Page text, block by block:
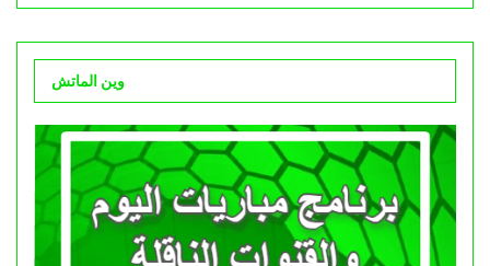
وين الماتش